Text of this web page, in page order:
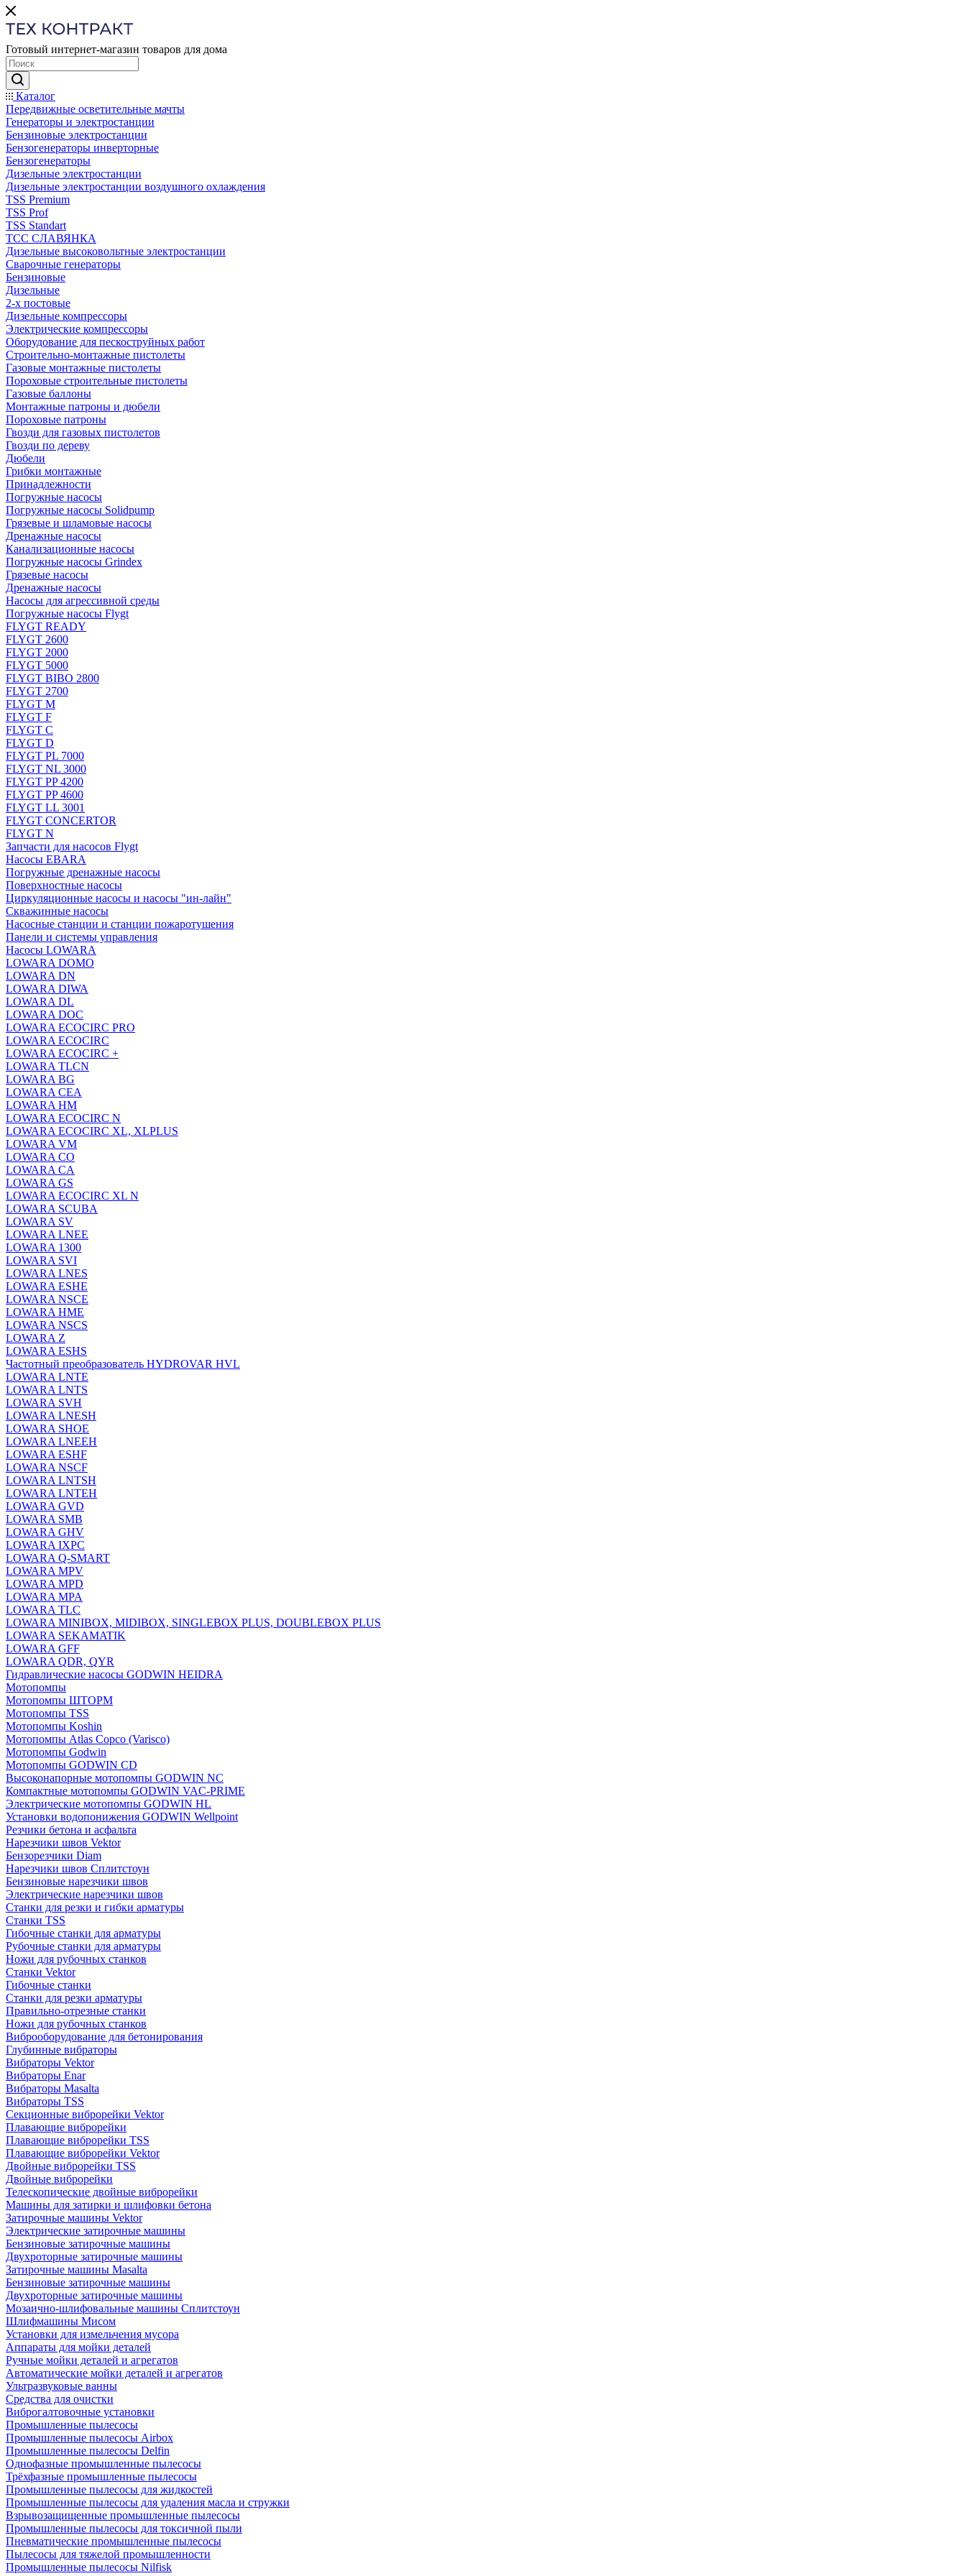
Готовый интернет-магазин товаров для дома
Каталог
Передвижные осветительные мачты
Генераторы и электростанции
Бензиновые электростанции
Бензогенераторы инверторные
Бензогенераторы
Дизельные электростанции
Дизельные электростанции воздушного охлаждения
TSS Premium
TSS Prof
TSS Standart
ТСС СЛАВЯНКА
Дизельные высоковольтные электростанции
Сварочные генераторы
Бензиновые
Дизельные
2-х постовые
Дизельные компрессоры
Электрические компрессоры
Оборудование для пескоструйных работ
Строительно-монтажные пистолеты
Газовые монтажные пистолеты
Пороховые строительные пистолеты
Газовые баллоны
Монтажные патроны и дюбели
Пороховые патроны
Гвозди для газовых пистолетов
Гвозди по дереву
Дюбели
Грибки монтажные
Принадлежности
Погружные насосы
Погружные насосы Solidpump
Грязевые и шламовые насосы
Дренажные насосы
Канализационные насосы
Погружные насосы Grindex
Грязевые насосы
Дренажные насосы
Насосы для агрессивной среды
Погружные насосы Flygt
FLYGT READY
FLYGT 2600
FLYGT 2000
FLYGT 5000
FLYGT BIBO 2800
FLYGT 2700
FLYGT M
FLYGT F
FLYGT C
FLYGT D
FLYGT PL 7000
FLYGT NL 3000
FLYGT PP 4200
FLYGT PP 4600
FLYGT LL 3001
FLYGT CONCERTOR
FLYGT N
Запчасти для насосов Flygt
Насосы EBARA
Погружные дренажные насосы
Поверхностные насосы
Циркуляционные насосы и насосы "ин-лайн"
Скважинные насосы
Насосные станции и станции пожаротушения
Панели и системы управления
Насосы LOWARA
LOWARA DOMO
LOWARA DN
LOWARA DIWA
LOWARA DL
LOWARA DOC
LOWARA ECOCIRC PRO
LOWARA ECOCIRC
LOWARA ECOCIRC +
LOWARA TLCN
LOWARA BG
LOWARA CEA
LOWARA HM
LOWARA ECOCIRC N
LOWARA ECOCIRC XL, XLPLUS
LOWARA VM
LOWARA CO
LOWARA CA
LOWARA GS
LOWARA ECOCIRC XL N
LOWARA SCUBA
LOWARA SV
LOWARA LNEE
LOWARA 1300
LOWARA SVI
LOWARA LNES
LOWARA ESHE
LOWARA NSCE
LOWARA HME
LOWARA NSCS
LOWARA Z
LOWARA ESHS
Частотный преобразователь HYDROVAR HVL
LOWARA LNTE
LOWARA LNTS
LOWARA SVH
LOWARA LNESH
LOWARA SHOE
LOWARA LNEEH
LOWARA ESHF
LOWARA NSCF
LOWARA LNTSH
LOWARA LNTEH
LOWARA GVD
LOWARA SMB
LOWARA GHV
LOWARA IXPС
LOWARA Q-SMART
LOWARA MPV
LOWARA MPD
LOWARA MPA
LOWARA TLC
LOWARA MINIBOX, MIDIBOX, SINGLEBOX PLUS, DOUBLEBOX PLUS
LOWARA SEKAMATIK
LOWARA GFF
LOWARA QDR, QYR
Гидравлические насосы GODWIN HEIDRA
Мотопомпы
Мотопомпы ШТОРМ
Мотопомпы TSS
Мотопомпы Koshin
Мотопомпы Atlas Copco (Varisco)
Мотопомпы Godwin
Мотопомпы GODWIN CD
Высоконапорные мотопомпы GODWIN NC
Компактные мотопомпы GODWIN VAC-PRIME
Электрические мотопомпы GODWIN HL
Установки водопонижения GODWIN Wellpoint
Резчики бетона и асфальта
Нарезчики швов Vektor
Бензорезчики Diam
Нарезчики швов Сплитстоун
Бензиновые нарезчики швов
Электрические нарезчики швов
Станки для резки и гибки арматуры
Станки TSS
Гибочные станки для арматуры
Рубочные станки для арматуры
Ножи для рубочных станков
Станки Vektor
Гибочные станки
Станки для резки арматуры
Правильно-отрезные станки
Ножи для рубочных станков
Виброоборудование для бетонирования
Глубинные вибраторы
Вибраторы Vektor
Вибраторы Enar
Вибраторы Masalta
Вибраторы TSS
Секционные виброрейки Vektor
Плавающие виброрейки
Плавающие виброрейки TSS
Плавающие виброрейки Vektor
Двойные виброрейки TSS
Двойные виброрейки
Телескопические двойные виброрейки
Машины для затирки и шлифовки бетона
Затирочные машины Vektor
Электрические затирочные машины
Бензиновые затирочные машины
Двухроторные затирочные машины
Затирочные машины Masalta
Бензиновые затирочные машины
Двухроторные затирочные машины
Мозаично-шлифовальные машины Сплитстоун
Шлифмашины Мисом
Установки для измельчения мусора
Аппараты для мойки деталей
Ручные мойки деталей и агрегатов
Автоматические мойки деталей и агрегатов
Ультразвуковые ванны
Средства для очистки
Виброгалтовочные установки
Промышленные пылесосы
Промышленные пылесосы Airbox
Промышленные пылесосы Delfin
Однофазные промышленные пылесосы
Трёхфазные промышленные пылесосы
Промышленные пылесосы для жидкостей
Промышленные пылесосы для удаления масла и стружки
Взрывозащищенные промышленные пылесосы
Промышленные пылесосы для токсичной пыли
Пневматические промышленные пылесосы
Пылесосы для тяжелой промышленности
Промышленные пылесосы Nilfisk